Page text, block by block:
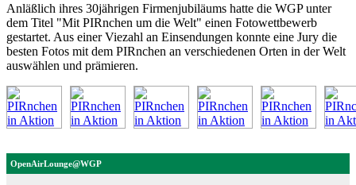
Anläßlich ihres 30jährigen Firmenjubiläums hatte die WGP unter
dem Titel "Mit PIRnchen um die Welt" einen Fotowettbewerb
gestartet. Aus einer Viezahl an Einsendungen konnte eine Jury die
besten Fotos mit dem PIRnchen an verschiedenen Orten in der Welt
auswählen und prämieren.
OpenAirLounge@WGP